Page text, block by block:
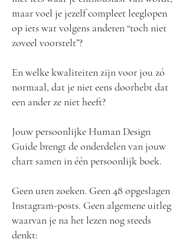
maar voel je jezelf compleet leeglopen
op iets wat volgens anderen “toch niet
zoveel voorstelt”?
En welke kwaliteiten zijn voor jou zó
normaal, dat je niet eens doorhebt dat
een ander ze niet heeft?
Jouw persoonlijke Human Design
Guide brengt de onderdelen van jouw
chart samen in één persoonlijk boek.
Geen uren zoeken. Geen 48 opgeslagen
Instagram-posts. Geen algemene uitleg
waarvan je na het lezen nog steeds
denkt: